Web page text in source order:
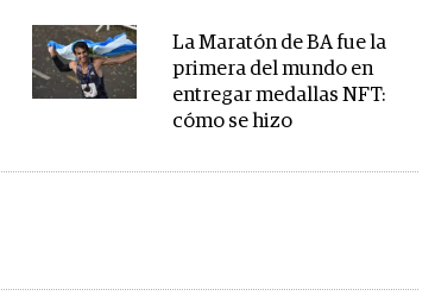
La Maratón de BA fue la
primera del mundo en
entregar medallas NFT:
cómo se hizo